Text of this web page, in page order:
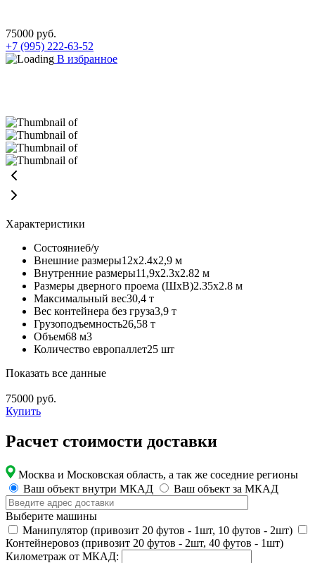
75000 руб.
+7 (995) 222-63-52
В избранное
Характеристики
Состояниеб/у
Внешние размеры12х2.4х2,9 м
Внутренние размеры11,9х2.3х2.82 м
Размеры дверного проема (ШхВ)2.35х2.8 м
Максимальный вес30,4 т
Вес контейнера без груза3,9 т
Грузоподъемность26,58 т
Объем68 м3
Количество европаллет25 шт
Показать все данные
75000 руб.
Купить
Расчет стоимости доставки
Москва и Московская область, а так же соседние регионы
Ваш объект внутри МКАД
Ваш объект за МКАД
Выберите машины
Манипулятор (привозит 20 футов - 1шт, 10 футов - 2шт)
Контейнеровоз (привозит 20 футов - 2шт, 40 футов - 1шт)
Километраж от МКАД: